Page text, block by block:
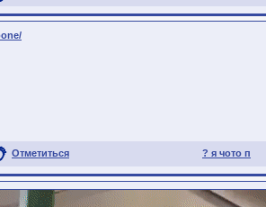
? я чото п
Отметиться